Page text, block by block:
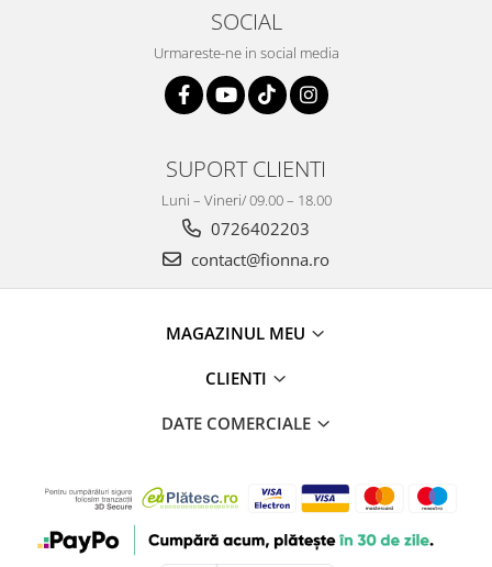
SOCIAL
Urmareste-ne in social media
SUPORT CLIENTI
Luni – Vineri/ 09.00 – 18.00
0726402203
contact@fionna.ro
MAGAZINUL MEU
CLIENTI
DATE COMERCIALE